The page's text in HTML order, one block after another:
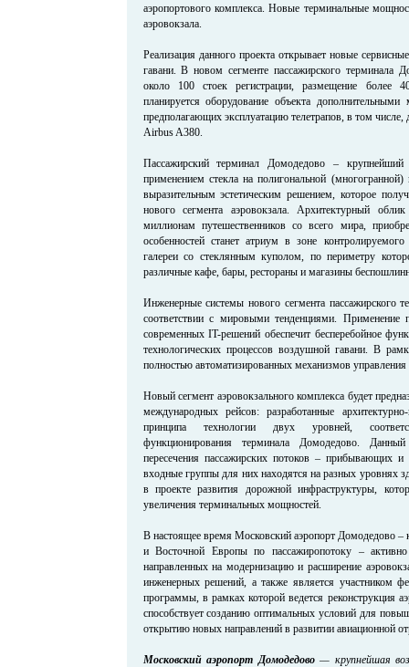
аэропортового комплекса. Новые терминальные
аэровокзала.
Реализация данного проекта открывает новые
гавани. В новом сегменте пассажирского терминала
около 100 стоек регистрации, размещение более
планируется оборудование объекта
предполагающих эксплуатацию телетрапов, в том числе,
Airbus A380.
Пассажирский терминал Домодедово –
применением стекла на полигональной (многогранной)
выразительным эстетическим решением, которое
нового сегмента аэровокзала. Архитектурный
миллионам путешественников со всего мира,
особенностей станет атриум в зоне
галереи со стеклянным куполом, по периметру
различные кафе, бары, рестораны и магазины
Инженерные системы нового сегмента пассажирского
соответствии с мировыми тенденциями. Применение
современных IT-решений обеспечит бесперебойное
технологических процессов воздушной гавани. В
полностью автоматизированных механизмов
Новый сегмент аэровокзального комплекса будет
международных рейсов: разработанные
принципа технологии двух уровней,
функционирования терминала Домодедово.
пересечения пассажирских потоков – прибывающих и
входные группы для них находятся на разных уровнях
в проекте развития дорожной инфраструктуры,
увеличения терминальных мощностей.
В настоящее время Московский аэропорт Домодедово –
и Восточной Европы по пассажиропотоку –
направленных на модернизацию и расширение
инженерных решений, а также является участником
программы, в рамках которой ведется реконструкция
способствует созданию оптимальных условий для
открытию новых направлений в развитии авиационной
Московский аэропорт Домодедово— крупнейшая